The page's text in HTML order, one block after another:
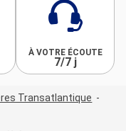
À VOTRE ÉCOUTE
7/7 j
Transatlantique